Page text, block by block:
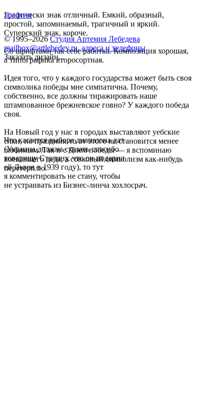
Графически знак отличный. Емкий, образный,
простой, запоминаемый, трагичный и яркий.
Суперский знак, короче.
Со шрифтами так себе работка. Композиция хорошая,
а типографика второсортная.
Идея того, что у каждого государства может быть своя
символика победы мне симпатична. Почему,
собственно, все должны тиражировать наше
штампованное брежневское говно? У каждого победа
своя.
На Новый год у нас в городах выставляют уебские
елки, но праздник-то от этого не становится менее
любимым. Так и с Днем победы — я вспоминаю
воевавшего деда, а совковый символизм как-нибудь
перетерплю.
Что касается выбора диапазона дат
(Украина должна сказать спасибо
товарищу Сталину, что он подарил
ей Львов в 1939 году), то тут
я комментировать не стану, чтобы
не устраивать из Бизнес-линча хохлосрач.
логотип
© 1995–2026 Студия Артемия Лебедева
mailbox@artlebedev.ru, адреса и телефоны
Заказать дизайн...